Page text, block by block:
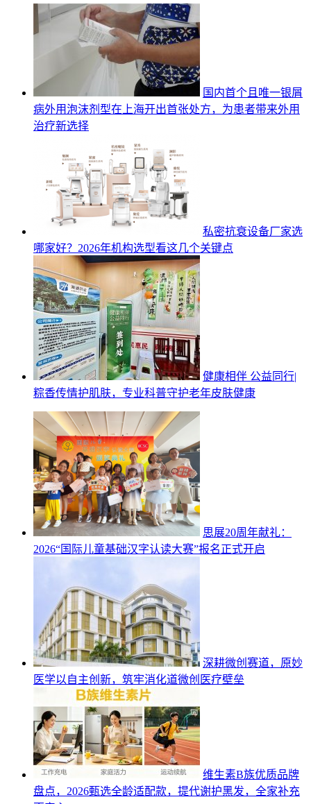
国内首个且唯一银屑
病外用泡沫剂型在上海开出首张处方，为患者带来外用
治疗新选择
私密抗衰设备厂家选
哪家好？2026年机构选型看这几个关键点
健康相伴 公益同行|
粽香传情护肌肤，专业科普守护老年皮肤健康
思展20周年献礼：
2026“国际儿童基础汉字认读大赛”报名正式开启
深耕微创赛道，原妙
医学以自主创新，筑牢消化道微创医疗壁垒
维生素B族优质品牌
盘点，2026甄选全龄适配款，提代谢护黑发，全家补充